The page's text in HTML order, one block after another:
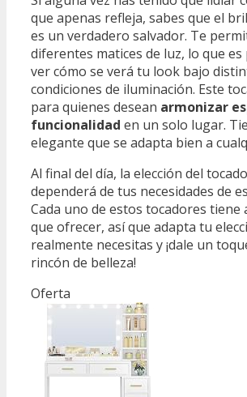
que apenas refleja, sabes que el
es un verdadero salvador. Te
diferentes matices de luz, lo que
ver cómo se verá tu look bajo
condiciones de iluminación. Este
para quienes desean armonizar
funcionalidad en un solo lugar.
elegante que se adapta bien a
Al final del día, la elección del
dependerá de tus necesidades de
Cada uno de estos tocadores tiene
que ofrecer, así que adapta tu
realmente necesitas y ¡dale un
rincón de belleza!
Oferta